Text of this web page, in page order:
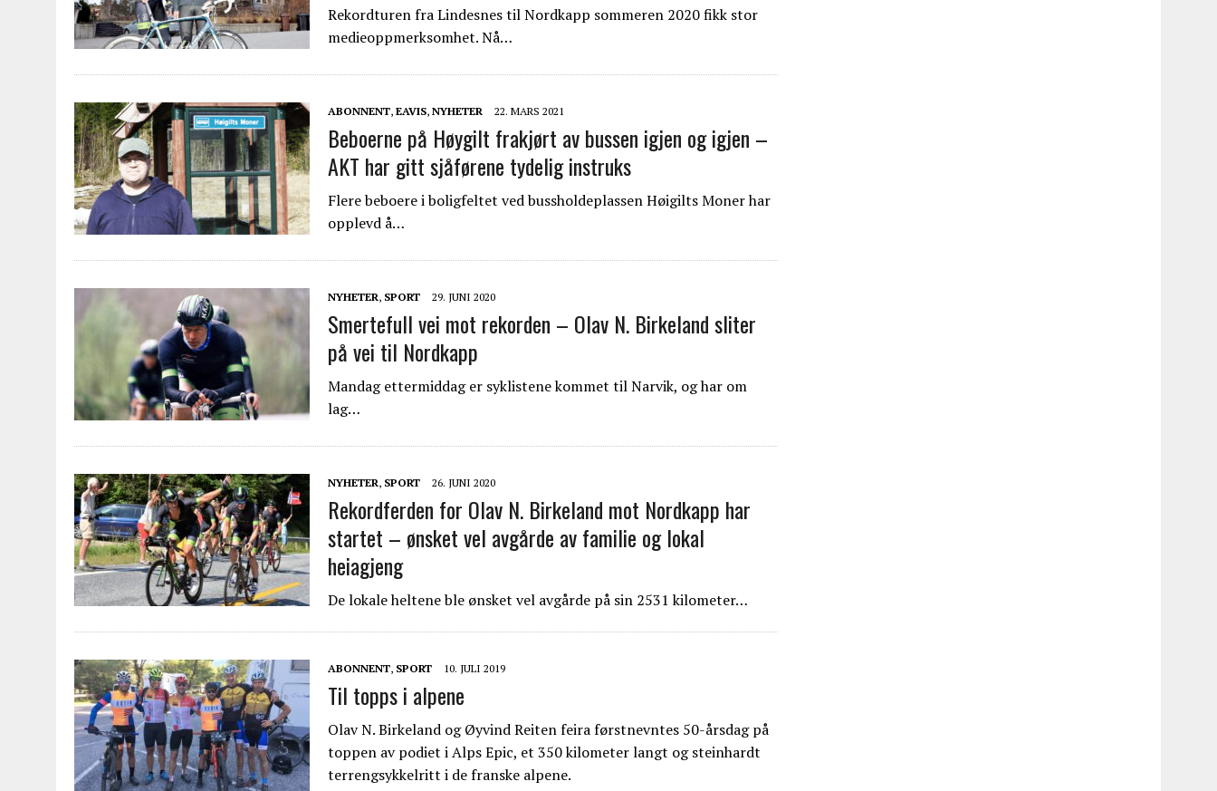
Rekordturen fra Lindesnes til Nordkapp sommeren 2020 fikk stor
medieoppmerksomhet. Nå…
ABONNENT, EAVIS, NYHETER 22. MARS 2021
Beboerne på Høygilt frakjørt av bussen igjen og igjen –
AKT har gitt sjåførene tydelig instruks
Flere beboere i boligfeltet ved bussholdeplassen Høigilts Moner har
opplevd å…
NYHETER, SPORT 29. JUNI 2020
Smertefull vei mot rekorden – Olav N. Birkeland sliter
på vei til Nordkapp
Mandag ettermiddag er syklistene kommet til Narvik, og har om
lag…
NYHETER, SPORT 26. JUNI 2020
Rekordferden for Olav N. Birkeland mot Nordkapp har
startet – ønsket vel avgårde av familie og lokal
heiagjeng
De lokale heltene ble ønsket vel avgårde på sin 2531 kilometer…
ABONNENT, SPORT 10. JULI 2019
Til topps i alpene
Olav N. Birkeland og Øyvind Reiten feira førstnevntes 50-årsdag på
toppen av podiet i Alps Epic, et 350 kilometer langt og steinhardt
terrengsykkelritt i de franske alpene.